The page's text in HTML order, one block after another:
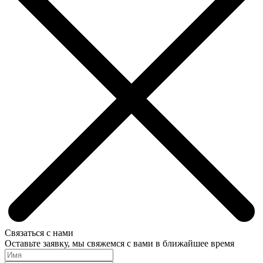
Связаться с нами
Оставьте заявку, мы свяжемся с вами в ближайшее время